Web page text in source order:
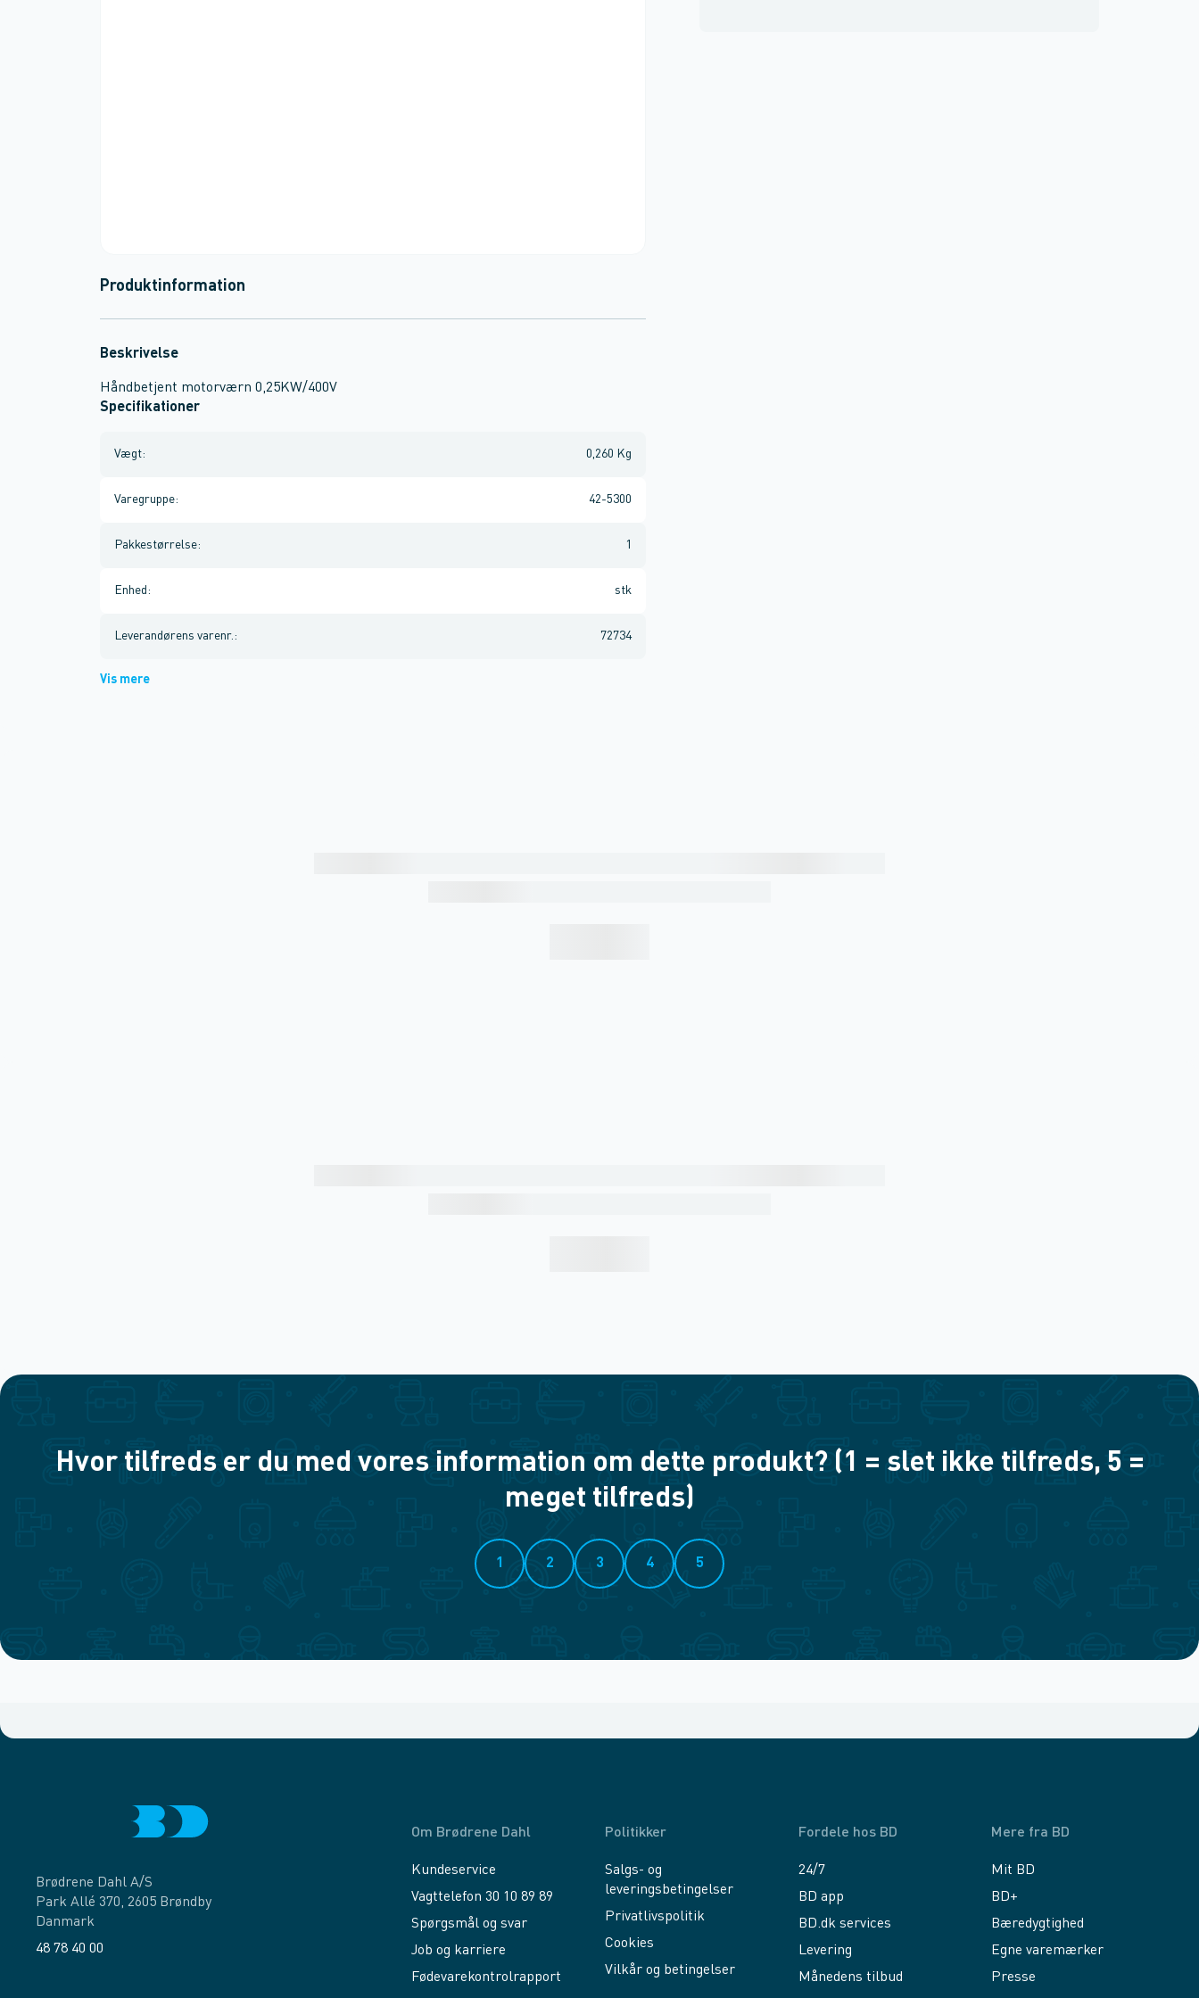
Produktinformation
Beskrivelse
Håndbetjent motorværn 0,25KW/400V
Specifikationer
Vægt: 0,260 Kg
Varegruppe: 42-5300
Pakkestørrelse: 1
Enhed : stk
Leverandørens varenr. : 72734
Vis mere
Hvor tilfreds er du med vores information om dette produkt? (1 = slet ikke tilfreds, 5 =
meget tilfreds)
1 2 3 4 5
Brødrene Dahl A/S
Park Allé 370, 2605 Brøndby
Danmark
48 78 40 00
Om Brødrene Dahl
Kundeservice
Vagttelefon 30 10 89 89
Spørgsmål og svar
Job og karriere
Fødevarekontrolrapport
Politikker
Salgs- og
leveringsbetingelser
Privatlivspolitik
Cookies
Vilkår og betingelser
Fordele hos BD
24/7
BD app
BD.dk services
Levering
Månedens tilbud
Mere fra BD
Mit BD
BD+
Bæredygtighed
Egne varemærker
Presse